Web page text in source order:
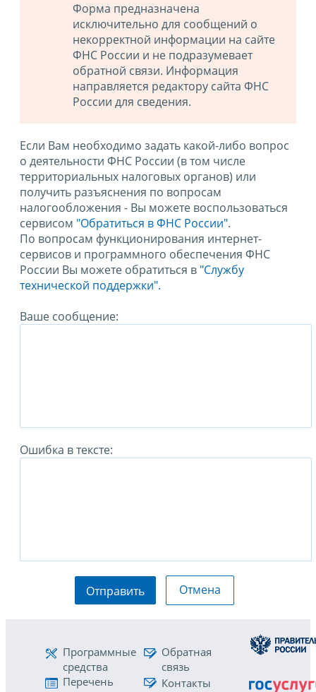
Форма предназначена
исключительно для сообщений о
некорректной информации на сайте
ФНС России и не подразумевает
обратной связи. Информация
направляется редактору сайта ФНС
России для сведения.
Если Вам необходимо задать какой-либо вопрос
о деятельности ФНС России (в том числе
территориальных налоговых органов) или
получить разъяснения по вопросам
налогообложения - Вы можете воспользоваться
сервисом "Обратиться в ФНС России".
По вопросам функционирования интернет-
сервисов и программного обеспечения ФНС
России Вы можете обратиться в "Службу
технической поддержки".
Ваше сообщение:
Ошибка в тексте:
Отправить Отмена
Программные
средства
Перечень
Обратная
связь
Контакты